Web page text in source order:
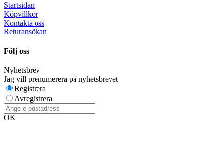
Startsidan
Köpvillkor
Kontakta oss
Returansökan
Följ oss
Nyhetsbrev
Jag vill prenumerera på nyhetsbrevet
Registrera
Avregistrera
OK